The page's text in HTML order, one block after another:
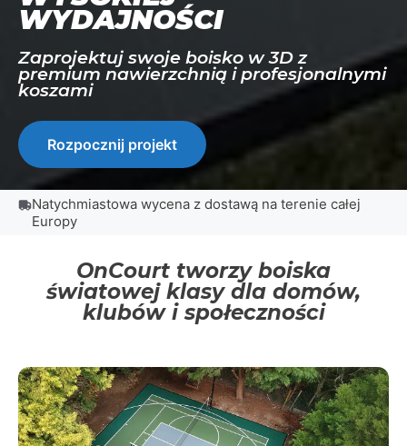
WYDAJNOŚCI
Zaprojektuj swoje boisko w 3D z
premium nawierzchnią i profesjonalnymi
koszami
Rozpocznij projekt
Natychmiastowa wycena z dostawą na terenie całej
Europy
OnCourt tworzy boiska
światowej klasy dla domów,
klubów i społeczności